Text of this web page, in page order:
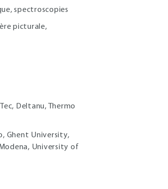
spectroscopies
picturale,
Deltanu, Thermo
Ghent University,
University of